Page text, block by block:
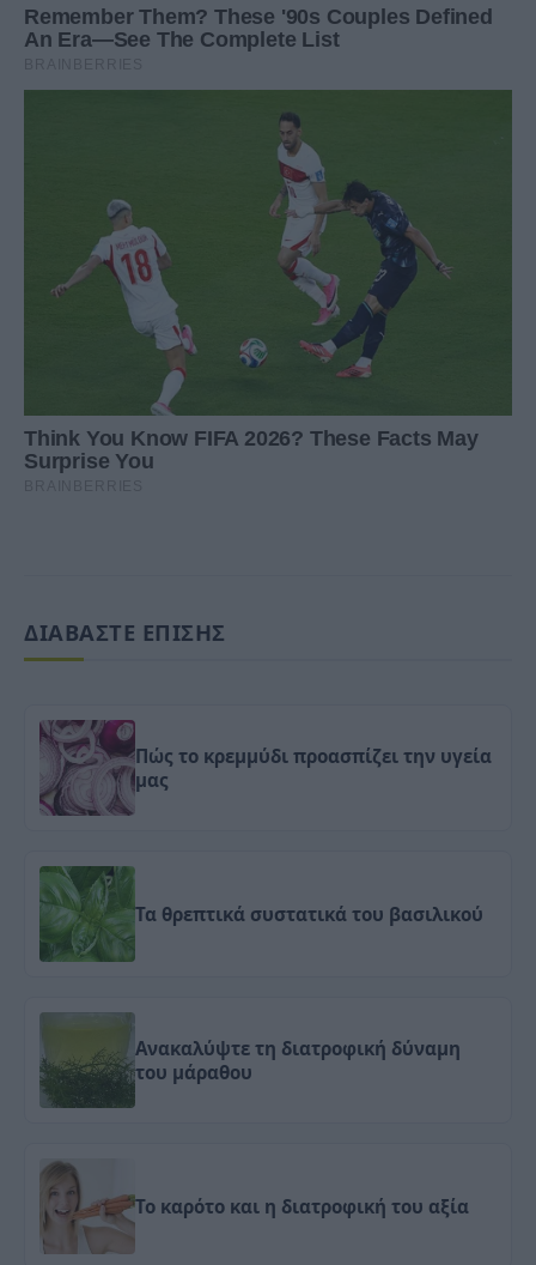
ΔΙΑΒΑΣΤΕ ΕΠΙΣΗΣ
Πώς το κρεμμύδι προασπίζει την υγεία
μας
Τα θρεπτικά συστατικά του βασιλικού
Ανακαλύψτε τη διατροφική δύναμη
του μάραθου
Το καρότο και η διατροφική του αξία